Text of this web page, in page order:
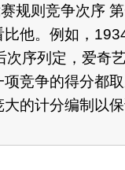
规则竞争次序
他。例如，
序列定，爱奇
竞争的得分都
的计分编制以